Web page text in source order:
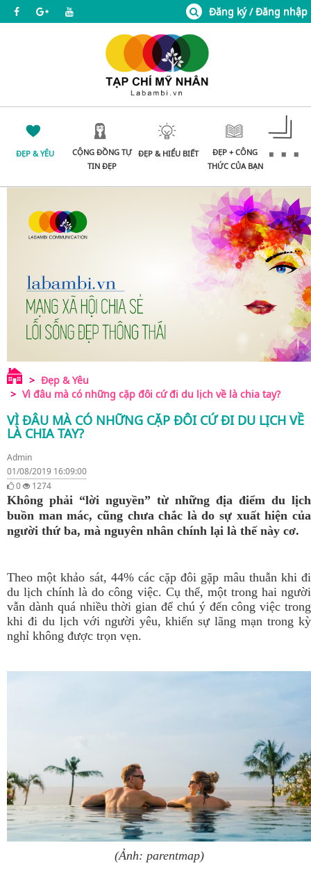
Đăng ký / Đăng nhập
ĐẸP & YÊU
CỘNG ĐỒNG TỰ
TIN ĐẸP
ĐẸP & HIỂU BIẾT
ĐẸP + CÔNG
THỨC CỦA BẠN
Đẹp & Yêu
Vì đâu mà có những cặp đôi cứ đi du lịch về là chia tay?
VÌ ĐÂU MÀ CÓ NHỮNG CẶP ĐÔI CỨ ĐI DU LỊCH VỀ
LÀ CHIA TAY?
Admin
01/08/2019 16:09:00
0
1274
Không phải “lời nguyền” từ những địa điểm du lịch
buồn man mác, cũng chưa chắc là do sự xuất hiện của
người thứ ba, mà nguyên nhân chính lại là thế này cơ.
Theo một khảo sát, 44% các cặp đôi gặp mâu thuẫn khi đi
du lịch chính là do công việc. Cụ thể, một trong hai người
vẫn dành quá nhiều thời gian để chú ý đến công việc trong
khi đi du lịch với người yêu, khiến sự lãng mạn trong kỳ
nghỉ không được trọn vẹn.
(Ảnh: parentmap)